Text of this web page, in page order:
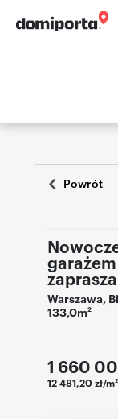
Powrót
Warszawa,
133,0m2
1 660
12 481,20 zł/m2